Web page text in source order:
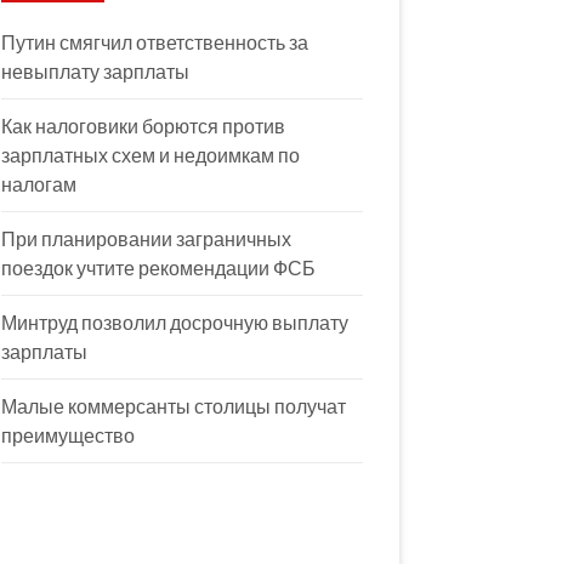
Путин смягчил ответственность за
невыплату зарплаты
Как налоговики борются против
зарплатных схем и недоимкам по
налогам
При планировании заграничных
поездок учтите рекомендации ФСБ
Минтруд позволил досрочную выплату
зарплаты
Малые коммерсанты столицы получат
преимущество